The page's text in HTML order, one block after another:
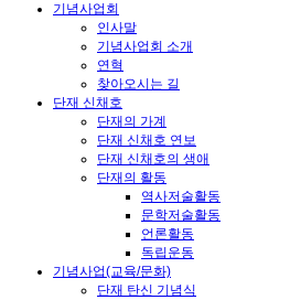
기념사업회
인사말
기념사업회 소개
연혁
찾아오시는 길
단재 신채호
단재의 가계
단재 신채호 연보
단재 신채호의 생애
단재의 활동
역사저술활동
문학저술활동
언론활동
독립운동
기념사업(교육/문화)
단재 탄신 기념식